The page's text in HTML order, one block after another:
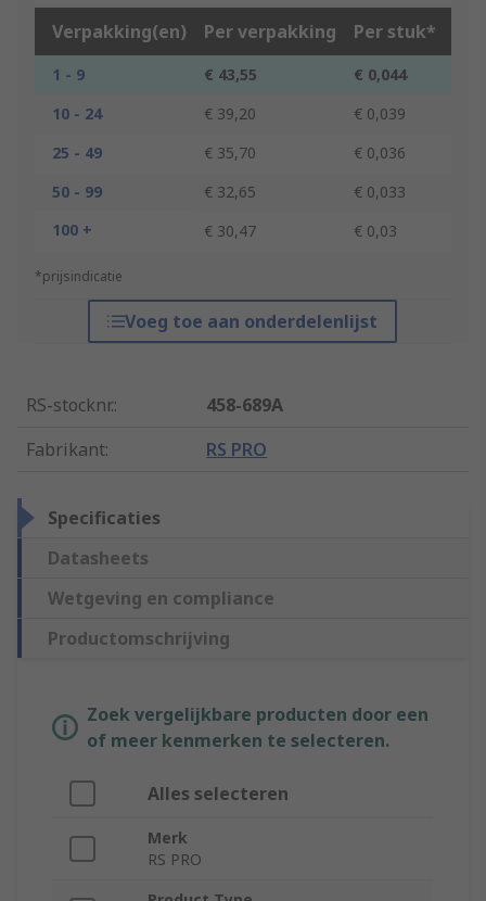
Verpakking(en) Per verpakking Per stuk*
1 - 9 € 43,55
€ 0,044
10 - 24
€ 39,20
€ 0,039
25 - 49
€ 35,70
€ 0,036
50 - 99
€ 32,65
€ 0,033
100 +
€ 30,47 € 0,03
*prijsindicatie
Voeg toe aan onderdelenlijst
RS-stocknr.:
458-689A
Fabrikant: RS PRO
Specificaties
Datasheets
Wetgeving en compliance
Productomschrijving
Zoek vergelijkbare producten door een
of meer kenmerken te selecteren.
Alles selecteren
Merk
RS PRO